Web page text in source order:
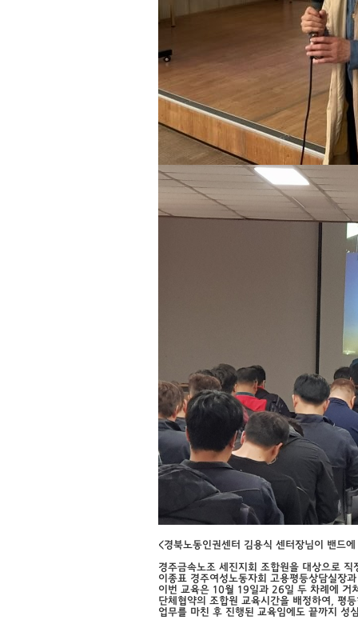
<경북노동인권센터 김용식 센터장님이 밴드
경주금속노조 세진지회 조합원을 대상으로
이종표 경주여성노동자회 고용평등상담실장
이번 교육은 10월 19일과 26일 두 차례에 거
단체협약의 조합원 교육시간을 배정하여, 평
업무를 마친 후 진행된 교육임에도 끝까지 성